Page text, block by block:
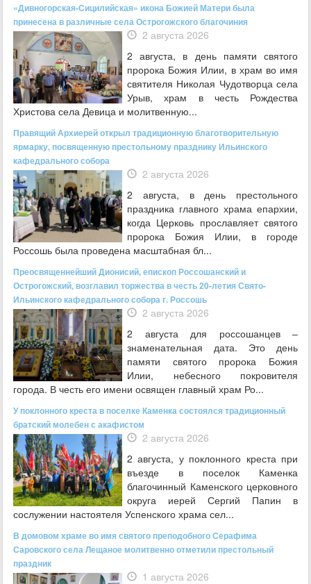
«Дивногорская-Сицилийская» икона Божией Матери была
принесена в различные села Острогожского благочиния
2 августа 2026
2 августа, в день памяти святого
пророка Божия Илии, в храм во имя
святителя Николая Чудотворца села
Урыв, храм в честь Рождества
Христова села Девица и молитвенную...
Правящий Архиерей открыл традиционную благотворительную
ярмарку, посвященную престольному празднику Ильинского
кафедрального собора
2 августа 2026
2 августа, в день престольного
праздника главного храма епархии,
когда Церковь прославляет святого
пророка Божия Илии, в городе
Россошь была проведена масштабная бл...
Преосвященнейший Дионисий, епископ Россошанский и
Острогожский, возглавил торжества в честь 20-летия Свято-
Ильинского кафедрального собора г. Россошь
2 августа 2026
2 августа для россошанцев –
знаменательная дата. Это день
памяти святого пророка Божия
Илии, небесного покровителя
города. В честь его имени освящен главный храм Ро...
У поклонного креста в поселке Каменка состоялся традиционный
братский молебен с акафистом
2 августа 2026
2 августа, у поклонного креста при
въезде в поселок Каменка
благочинный Каменского церковного
округа иерей Сергий Папин в
сослужении настоятеля Успенского храма сел...
В домовом храме во имя святого преподобного Серафима
Саровского села Лещаное молитвенно отметили престольный
праздник
1 августа 2026